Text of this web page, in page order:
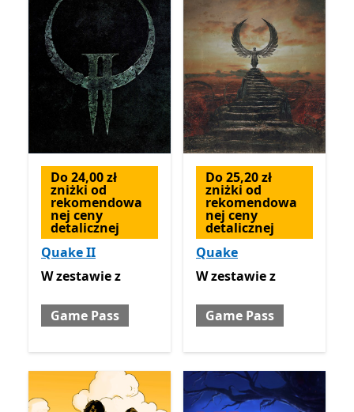
Do 24,00 zł
zniżki od
rekomendowa
nej ceny
detalicznej
Quake II
W zestawie z Game Pass
W zestawiez
Game Pass
Do 25,20 zł
zniżki od
rekomendowa
nej ceny
detalicznej
Quake
W zestawie z Game Pass
W zestawiez
Game Pass